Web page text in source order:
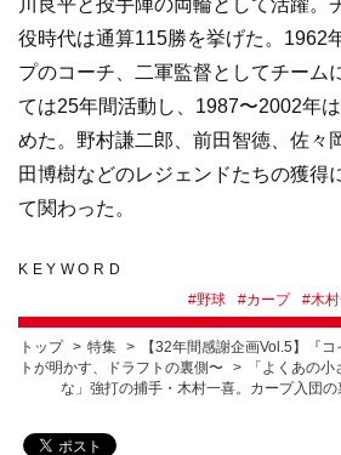
川良平と投手陣の両輪として活躍。
役時代は通算115勝を挙げた。1962
プのコーチ、二軍監督としてチーム
ては25年間活動し、1987〜2002年
めた。野村謙二郎、前田智徳、佐々
田博樹などのレジェンドたちの獲得
て関わった。
KEYWORD
#野球 #カープ #木
トップ 特集
【32年間感謝企画Vol.5】『
トが明かす、ドラフトの裏側〜
「よくあの
な」強打の捕手・木村一喜。カープ入団